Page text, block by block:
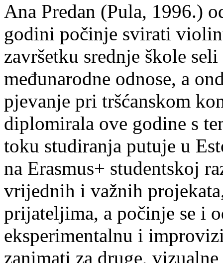
Ana Predan (Pula, 1996.)
godini počinje svirati
završetku srednje škole
međunarodne odnose, a
pjevanje pri tršćanskom
diplomirala ove godine s
toku studiranja putuje u
na Erasmus+ studentskoj
vrijednih i važnih
prijateljima, a počinje se i
eksperimentalnu i
zanimati za druge,